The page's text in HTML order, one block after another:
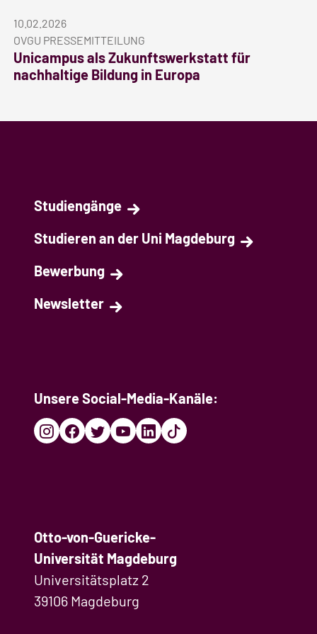
10.02.2026
OVGU PRESSEMITTEILUNG
Unicampus als Zukunftswerkstatt für
nachhaltige Bildung in Europa
Studiengänge
Studieren an der Uni Magdeburg
Bewerbung
Newsletter
Unsere Social-Media-Kanäle:
Otto-von-Guericke-
Universität Magdeburg
Universitätsplatz 2
39106 Magdeburg